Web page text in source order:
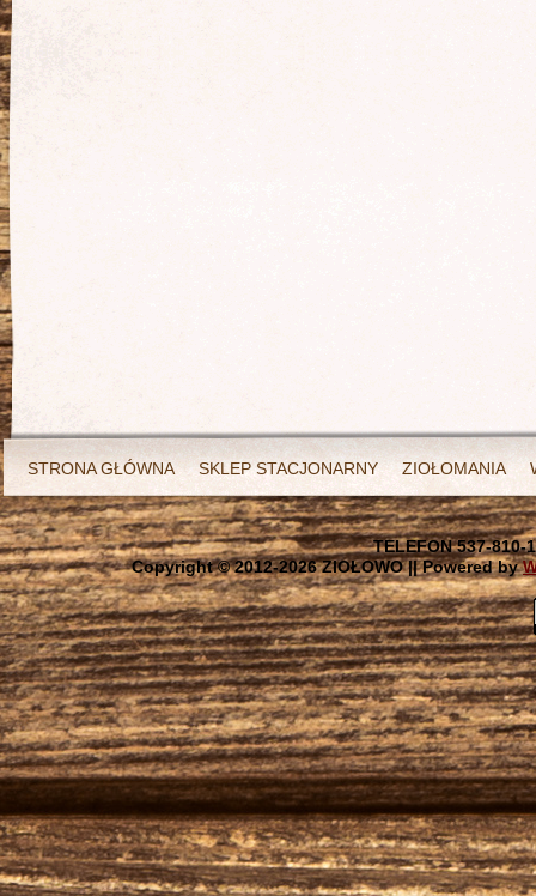
STRONA GŁÓWNA SKLEP STACJONARNY ZIOŁOMANIA
TELEFON 537-810-
Copyright © 2012-2026 ZIOŁOWO || Powered by